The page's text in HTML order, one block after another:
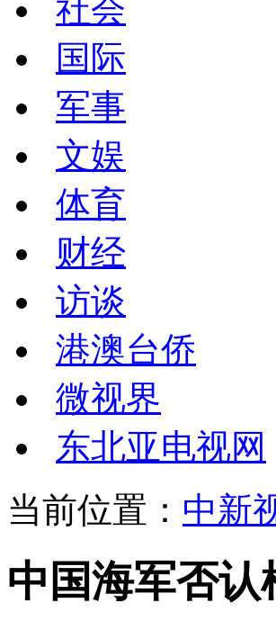
社会
国际
军事
文娱
体育
财经
访谈
港澳台侨
微视界
东北亚电视网
当前位置： 中新
中国海军否